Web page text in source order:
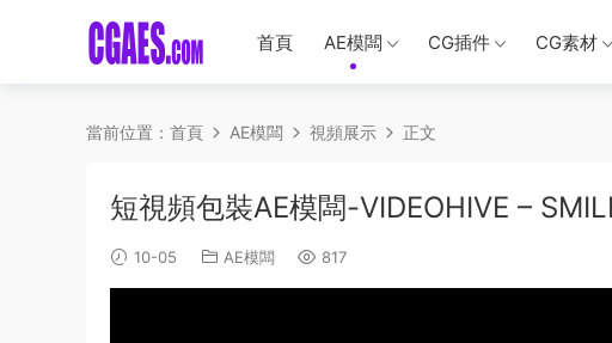
首頁 AE模闆 CG插件 CG素材
當前位置： 首頁 AE模闆 視頻展示 正文
短視頻包裝AE模闆-VIDEOHIVE –
10-05 AE模闆 817